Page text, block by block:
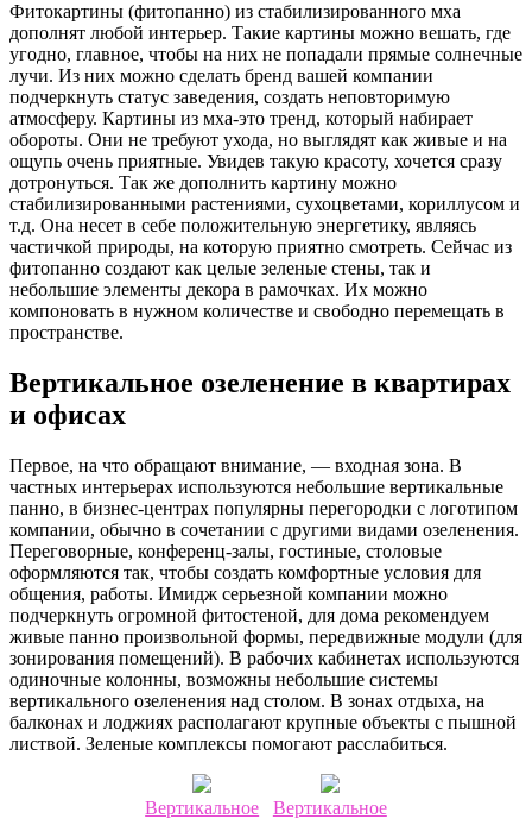
Фитокартины (фитопанно) из стабилизированного мха
дополнят любой интерьер. Такие картины можно вешать, где
угодно, главное, чтобы на них не попадали прямые солнечные
лучи. Из них можно сделать бренд вашей компании
подчеркнуть статус заведения, создать неповторимую
атмосферу. Картины из мха-это тренд, который набирает
обороты. Они не требуют ухода, но выглядят как живые и на
ощупь очень приятные. Увидев такую красоту, хочется сразу
дотронуться. Так же дополнить картину можно
стабилизированными растениями, сухоцветами, кориллусом и
т.д. Она несет в себе положительную энергетику, являясь
частичкой природы, на которую приятно смотреть. Сейчас из
фитопанно создают как целые зеленые стены, так и
небольшие элементы декора в рамочках. Их можно
компоновать в нужном количестве и свободно перемещать в
пространстве.
Вертикальное озеленение в квартирах
и офисах
Первое, на что обращают внимание, — входная зона. В
частных интерьерах используются небольшие вертикальные
панно, в бизнес-центрах популярны перегородки с логотипом
компании, обычно в сочетании с другими видами озеленения.
Переговорные, конференц-залы, гостиные, столовые
оформляются так, чтобы создать комфортные условия для
общения, работы. Имидж серьезной компании можно
подчеркнуть огромной фитостеной, для дома рекомендуем
живые панно произвольной формы, передвижные модули (для
зонирования помещений). В рабочих кабинетах используются
одиночные колонны, возможны небольшие системы
вертикального озеленения над столом. В зонах отдыха, на
балконах и лоджиях располагают крупные объекты с пышной
листвой. Зеленые комплексы помогают расслабиться.
Вертикальное
Вертикальное